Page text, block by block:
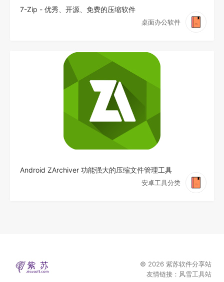
7-Zip - 优秀、开源、免费的压缩软件
桌面办公软件
Android ZArchiver 功能强大的压缩文件管理工具
安卓工具分类
© 2026 紫苏软件分享站
友情链接： 风雪工具站